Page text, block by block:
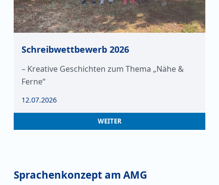
Schreibwettbewerb 2026
– Kreative Geschichten zum Thema „Nähe &
Ferne“
12.07.2026
WEITER
Sprachenkonzept am AMG